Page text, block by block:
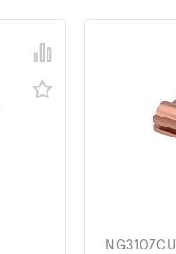
NG3107CU